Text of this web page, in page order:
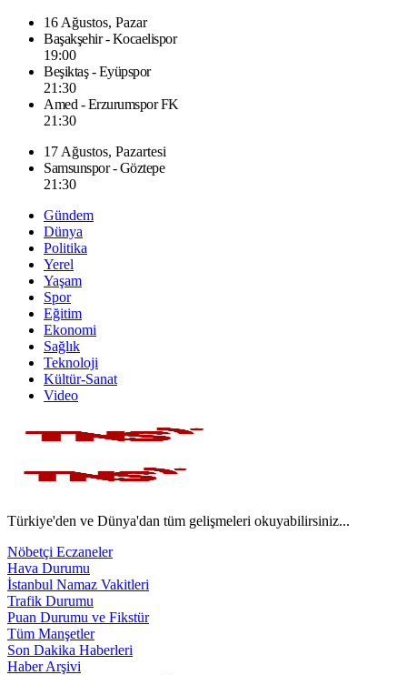
16 Ağustos, Pazar
Başakşehir - Kocaelispor
19:00
Beşiktaş - Eyüpspor
21:30
Amed - Erzurumspor FK
21:30
17 Ağustos, Pazartesi
Samsunspor - Göztepe
21:30
Gündem
Dünya
Politika
Yerel
Yaşam
Spor
Eğitim
Ekonomi
Sağlık
Teknoloji
Kültür-Sanat
Video
Türkiye'den ve Dünya'dan tüm gelişmeleri okuyabilirsiniz...
Nöbetçi Eczaneler
Hava Durumu
İstanbul Namaz Vakitleri
Trafik Durumu
Puan Durumu ve Fikstür
Tüm Manşetler
Son Dakika Haberleri
Haber Arşivi